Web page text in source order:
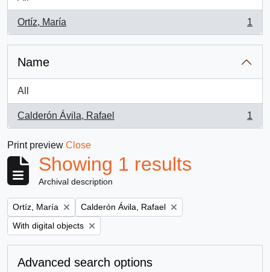
Ortíz, María
, 1 results
1
Name
All
Calderón Ávila, Rafael
, 1 results
1
Print preview Close
Showing 1 results
Archival description
Remove filter:
Ortíz, María Remove filter:
Calderón Ávila, Rafael
Remove filter:
With digital objects
Advanced search options